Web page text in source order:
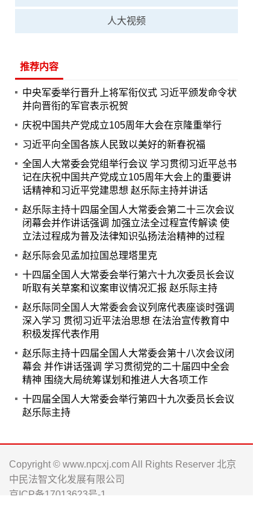
人大视频
推荐内容
中央军委举行晋升上将军衔仪式 习近平颁发命令状
并向晋衔的军官表示祝贺
庆祝中国共产党成立105周年大会在京隆重举行
习近平向全国各族人民致以美好的新春祝福
全国人大常委会党组举行会议 学习贯彻习近平总书
记在庆祝中国共产党成立105周年大会上的重要讲
话精神和习近平党建思想 赵乐际主持并讲话
赵乐际主持十四届全国人大常委会第二十三次会议
闭幕会并作讲话强调 加强立法全过程宣传解读 使
立法过程成为普及法律知识弘扬法治精神的过程
赵乐际会见孟加拉国总理塔里克
十四届全国人大常委会举行第六十九次委员长会议
听取有关草案和议案审议情况汇报 赵乐际主持
赵乐际同全国人大常委会会议列席代表座谈时强调
深入学习 贯彻习近平法治思想 在法治宣传教育中
积极发挥代表作用
赵乐际主持十四届全国人大常委会第十八次会议闭
幕会 并作讲话强调 学习贯彻党的二十届四中全会
精神 围绕大局统筹谋划和推进人大各项工作
十四届全国人大常委会举行第四十九次委员长会议
赵乐际主持
Copyright © www.npcxj.com All Rights Reserver 北京
中民法智文化发展有限公司
京ICP备17013623号-1